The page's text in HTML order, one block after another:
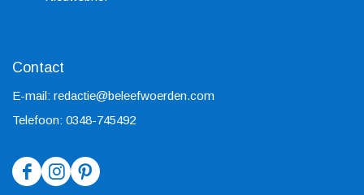
Contact
E-mail: redactie@beleefwoerden.com
Telefoon: 0348-745492
F I P